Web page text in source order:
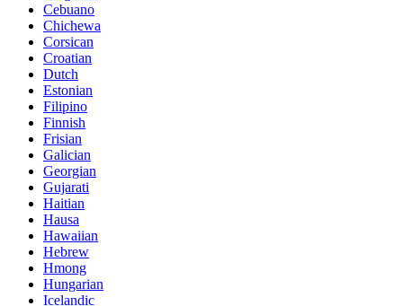
Cebuano
Chichewa
Corsican
Croatian
Dutch
Estonian
Filipino
Finnish
Frisian
Galician
Georgian
Gujarati
Haitian
Hausa
Hawaiian
Hebrew
Hmong
Hungarian
Icelandic